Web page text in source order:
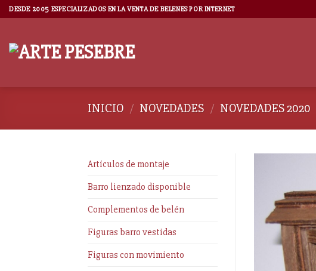
DESDE 2005 ESPECIALIZADOS EN LA VENTA DE BELENES POR INTERNET
INICIO / NOVEDADES / NOVEDADES 2020
Artículos de montaje
Barro lienzado disponible
Complementos de belén
Figuras barro vestidas
Figuras con movimiento